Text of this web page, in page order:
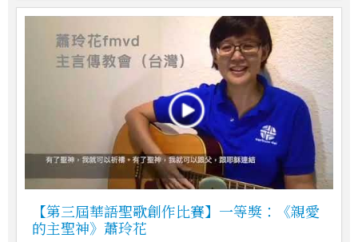
【第三屆華語聖歌創作比賽】一等獎：《親愛
的主聖神》蕭玲花